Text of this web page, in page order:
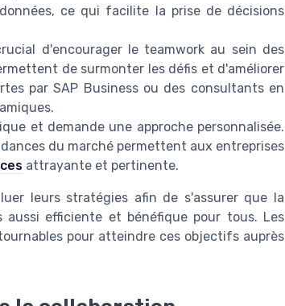
ce qui facilite la prise de décisions
d'encourager le teamwork au sein des
de surmonter les défis et d'améliorer
par SAP Business ou des consultants en
et demande une approche personnalisée.
du marché permettent aux entreprises
attrayante et pertinente.
leurs stratégies afin de s'assurer que la
aussi efficiente et bénéfique pour tous. Les
pour atteindre ces objectifs auprès